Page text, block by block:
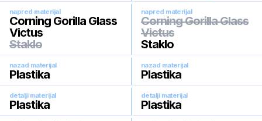
napred materijal
Corning Gorilla Glass
Victus
Staklo
napred materijal
Corning Gorilla Glass
Victus
Staklo
nazad materijal
Plastika
nazad materijal
Plastika
detalji materijal
Plastika
detalji materijal
Plastika